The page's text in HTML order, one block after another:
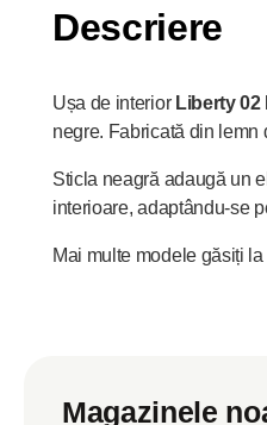
Descriere
Ușa de interior Liberty 02
negre. Fabricată din lemn
Sticla neagră adaugă un
interioare, adaptându-se
Mai multe modele găsiți la
Magazinele